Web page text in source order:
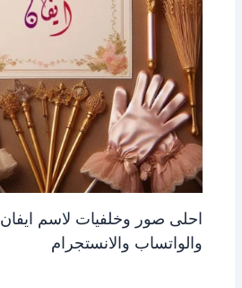
احلى صور وخلفيات لاسم
والواتساب والانستجرام